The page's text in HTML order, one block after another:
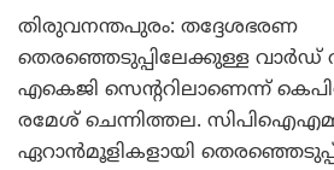
തിരുവനന്തപുരം: തദ്ദേശഭരണ
തെരഞ്ഞെടുപ്പിലേക്കുള്ള വാര്‍ഡ്‌
എകെജി സെന്ററിലാണെന്ന്‌
രമേശ്‌ ചെന്നിത്തല.
ഏറാന്‍മൂളികളായി തെരഞ്ഞെടുപ്പ്‌